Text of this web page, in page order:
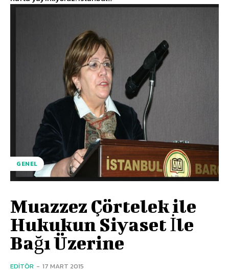
GENEL
Muazzez Çörtelek ile
Hukukun Siyaset İle
Bağı Üzerine
EDITÖR - 17 MART 2015